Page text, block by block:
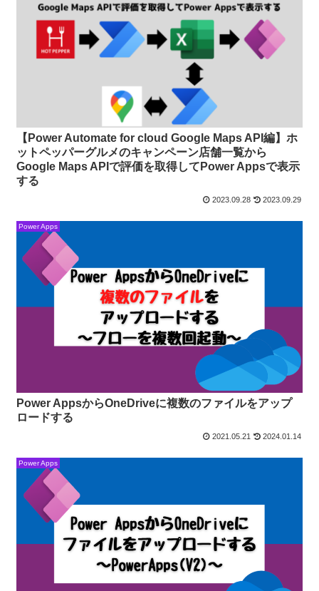
【Power Automate for cloud Google Maps API編】ホ
ットペッパーグルメのキャンペーン店舗一覧から
Google Maps APIで評価を取得してPower Appsで表示
する
2023.09.28 2023.09.29
Power Apps
Power AppsからOneDriveに複数のファイルをアップ
ロードする
2021.05.21 2024.01.14
Power Apps